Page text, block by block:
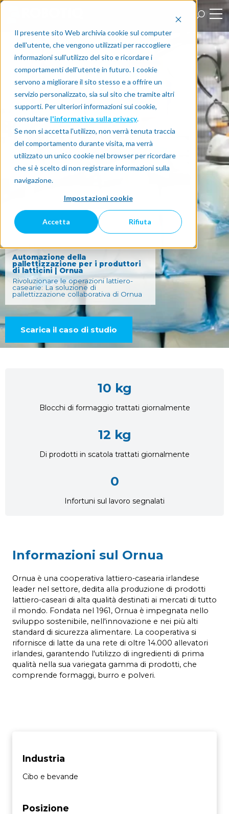
Il presente sito Web archivia cookie sul computer
dell'utente, che vengono utilizzati per raccogliere
informazioni sull'utilizzo del sito e ricordare i
comportamenti dell'utente in futuro. I cookie
servono a migliorare il sito stesso e a offrire un
servizio personalizzato, sia sul sito che tramite altri
supporti. Per ulteriori informazioni sui cookie,
consultare l'informativa sulla privacy.
Se non si accetta l'utilizzo, non verrà tenuta traccia
del comportamento durante visita, ma verrà
utilizzato un unico cookie nel browser per ricordare
che si è scelto di non registrare informazioni sulla
navigazione.
Impostazioni cookie
Accetta Rifiuta
CASI DI STUDIO
Automazione della
pallettizzazione per i produttori
di latticini | Ornua
Rivoluzionare le operazioni lattiero-
casearie: La soluzione di
pallettizzazione collaborativa di Ornua
Scarica il caso di studio
10 kg
Blocchi di formaggio trattati giornalmente
12 kg
Di prodotti in scatola trattati giornalmente
0
Infortuni sul lavoro segnalati
Informazioni sul Ornua
Ornua è una cooperativa lattiero-casearia irlandese
leader nel settore, dedita alla produzione di prodotti
lattiero-caseari di alta qualità destinati ai mercati di tutto
il mondo. Fondata nel 1961, Ornua è impegnata nello
sviluppo sostenibile, nell'innovazione e nei più alti
standard di sicurezza alimentare. La cooperativa si
rifornisce di latte da una rete di oltre 14.000 allevatori
irlandesi, garantendo l'utilizzo di ingredienti di prima
qualità nella sua variegata gamma di prodotti, che
comprende formaggi, burro e polveri.
Industria
Cibo e bevande
Posizione